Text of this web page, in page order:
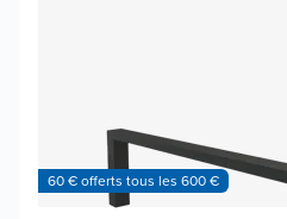
60 € offerts tous les 600 €